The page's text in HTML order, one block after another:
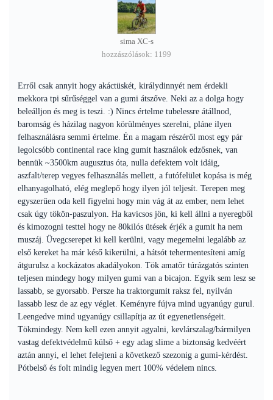
sima XC-s
hozzászólások: 1199
Erről csak annyit hogy akáctüskét, királydinnyét nem érdekli
mekkora tpi sűrűséggel van a gumi átszőve. Neki az a dolga hogy
beleálljon és meg is teszi. :) Nincs értelme tubelessre átállnod,
baromság és házilag nagyon körülményes szerelni, pláne ilyen
felhasználásra semmi értelme. Én a magam részéről most egy pár
legolcsóbb continental race king gumit használok edzősnek, van
bennük ~3500km augusztus óta, nulla defektem volt idáig,
aszfalt/terep vegyes felhasználás mellett, a futófelület kopása is még
elhanyagolható, elég meglepő hogy ilyen jól teljesít. Terepen meg
egyszerűen oda kell figyelni hogy min vág át az ember, nem lehet
csak úgy tökön-paszulyon. Ha kavicsos jön, ki kell állni a nyeregből
és kimozogni testtel hogy ne 80kilós ütések érjék a gumit ha nem
muszáj. Üvegcserepet ki kell kerülni, vagy megemelni legalább az
első kereket ha már késő kikerülni, a hátsót tehermentesíteni amíg
átgurulsz a kockázatos akadályokon. Tök amatőr túrázgatós szinten
teljesen mindegy hogy milyen gumi van a bicajon. Egyik sem lesz se
lassabb, se gyorsabb. Persze ha traktorgumit raksz fel, nyilván
lassabb lesz de az egy véglet. Keményre fújva mind ugyanúgy gurul.
Leengedve mind ugyanúgy csillapítja az út egyenetlenségeit.
Tökmindegy. Nem kell ezen annyit agyalni, kevlárszalag/bármilyen
vastag defektvédelmű külső + egy adag slime a biztonság kedvéért
aztán annyi, el lehet felejteni a következő szezonig a gumi-kérdést.
Pótbelső és folt mindig legyen mert 100% védelem nincs.